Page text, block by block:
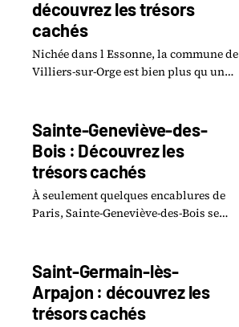
découvrez les trésors
cachés
Nichée dans l Essonne, la commune de
Villiers-sur-Orge est bien plus qu un
Sainte-Geneviève-des-
Bois : Découvrez les
trésors cachés
À seulement quelques encablures de
Paris, Sainte-Geneviève-des-Bois se
Saint-Germain-lès-
Arpajon : découvrez les
trésors cachés